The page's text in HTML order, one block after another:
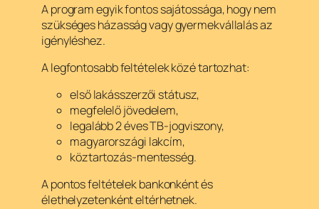
A program egyik fontos sajátossága, hogy nem
szükséges házasság vagy gyermekvállalás az
igényléshez.
A legfontosabb feltételek közé tartozhat:
első lakásszerzői státusz,
megfelelő jövedelem,
legalább 2 éves TB-jogviszony,
magyarországi lakcím,
köztartozás-mentesség.
A pontos feltételek bankonként és
élethelyzetenként eltérhetnek.